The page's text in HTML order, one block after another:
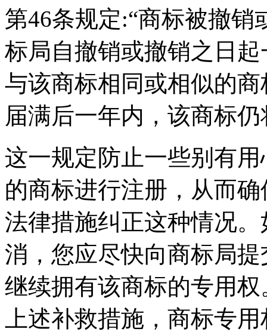
第46条规定:“商标被撤
标局自撤销或撤销之日
与该商标相同或相似的
届满后一年内，该商标
这一规定防止一些别有
的商标进行注册，从而
法律措施纠正这种情况
消，您应尽快向商标局
继续拥有该商标的专用
上述补救措施，商标专